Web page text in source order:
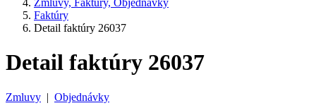
Zmluvy, Faktúry, Objednávky
Faktúry
Detail faktúry 26037
Detail faktúry 26037
Zmluvy | Objednávky